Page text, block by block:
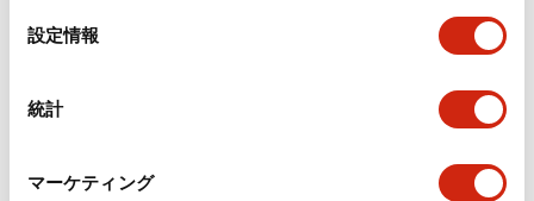
設定情報
統計
マーケティング
形状仕様
電気的仕様(照光部定格)